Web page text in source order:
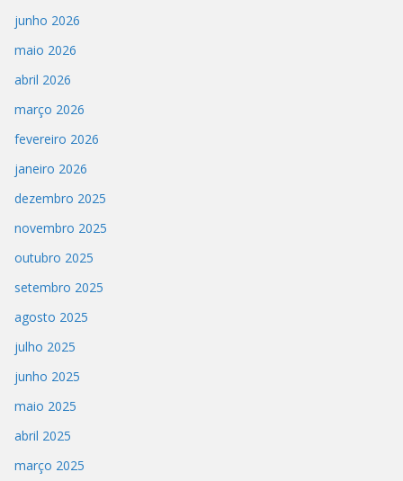
junho 2026
maio 2026
abril 2026
março 2026
fevereiro 2026
janeiro 2026
dezembro 2025
novembro 2025
outubro 2025
setembro 2025
agosto 2025
julho 2025
junho 2025
maio 2025
abril 2025
março 2025